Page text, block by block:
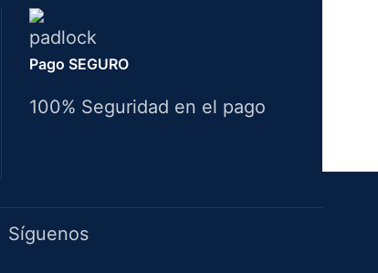
Pago SEGURO
100% Seguridad en el pago
Síguenos